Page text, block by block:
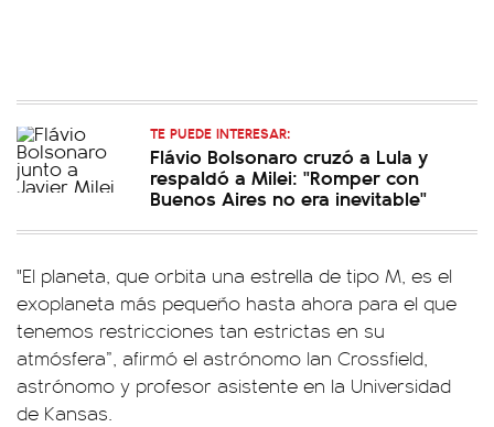
TE PUEDE INTERESAR:
Flávio Bolsonaro cruzó a Lula y
respaldó a Milei: "Romper con
Buenos Aires no era inevitable"
"El planeta, que orbita una estrella de tipo M, es el
exoplaneta más pequeño hasta ahora para el que
tenemos restricciones tan estrictas en su
atmósfera”, afirmó el astrónomo Ian Crossfield,
astrónomo y profesor asistente en la Universidad
de Kansas.